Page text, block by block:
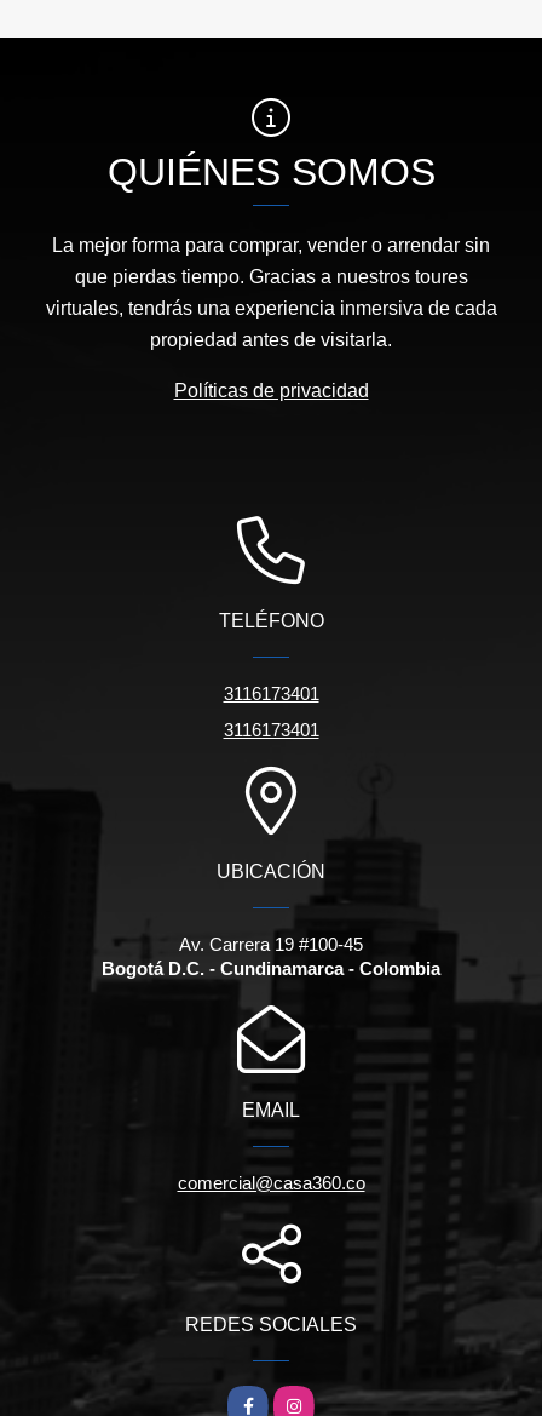
QUIÉNES SOMOS
La mejor forma para comprar, vender o arrendar sin
que pierdas tiempo. Gracias a nuestros toures
virtuales, tendrás una experiencia inmersiva de cada
propiedad antes de visitarla.
Políticas de privacidad
TELÉFONO
3116173401
3116173401
UBICACIÓN
Av. Carrera 19 #100-45
Bogotá D.C. - Cundinamarca - Colombia
EMAIL
comercial@casa360.co
REDES SOCIALES
FacebookInstagram